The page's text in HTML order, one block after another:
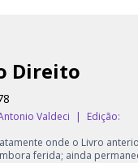
Direito
Valdeci |
Edição:
onde o Livro
ferida; ainda